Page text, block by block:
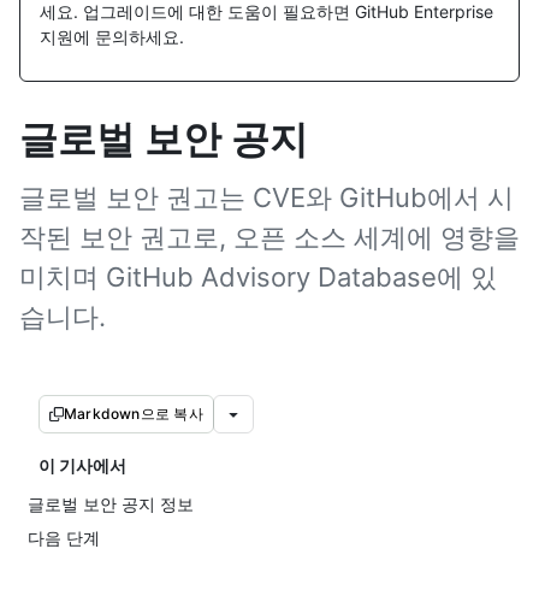
세요. 업그레이드에 대한 도움이 필요하면 GitHub Enterprise
지원에 문의하세요.
글로벌 보안 공지
글로벌 보안 권고는 CVE와 GitHub에서 시
작된 보안 권고로, 오픈 소스 세계에 영향을
미치며 GitHub Advisory Database에 있
습니다.
Markdown으로 복사
이 기사에서
글로벌 보안 공지 정보
다음 단계